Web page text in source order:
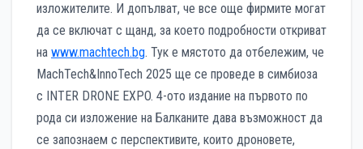
изложителите. И допълват, че все още фирмите могат
да се включат с щанд, за което подробности откриват
на www.machtech.bg. Тук е мястото да отбележим, че
MachTech&InnoTech 2025 ще се проведе в симбиоза
с INTER DRONE EXPO. 4-ото издание на първото по
рода си изложение на Балканите дава възможност да
се запознаем с перспективите, които дроновете,